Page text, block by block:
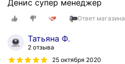
Денис супер менеджер
Ответ магазина
Татьяна Ф.
2 отзыва
25 октября 2020